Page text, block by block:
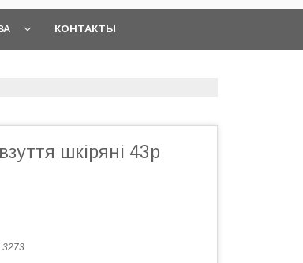
КОНТАКТЫ
шкіряні 43р
3273